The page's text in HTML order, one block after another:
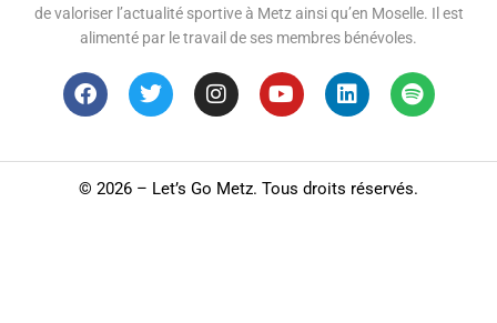
de valoriser l’actualité sportive à Metz ainsi qu’en Moselle. Il est
alimenté par le travail de ses membres bénévoles.
© 2026 – Let’s Go Metz. Tous droits réservés.